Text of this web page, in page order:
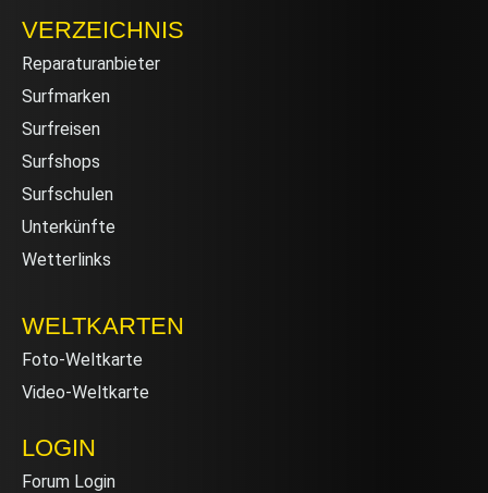
VERZEICHNIS
Reparaturanbieter
Surfmarken
Surfreisen
Surfshops
Surfschulen
Unterkünfte
Wetterlinks
WELTKARTEN
Foto-Weltkarte
Video-Weltkarte
LOGIN
Forum Login